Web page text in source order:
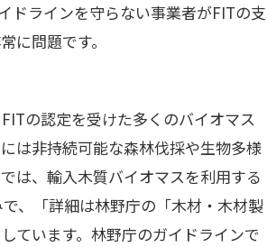
ドラインを守らない事業者がFITの支
に問題です。
バイオマス
は非持続可能な森林伐採や生物多様
は、輸入木質バイオマスを利用する
、「詳細は林野庁の「木材・木材製
ています。林野庁のガイドラインで